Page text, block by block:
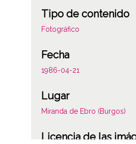
Tipo de contenido
Fotográfico
Fecha
1986-04-21
Lugar
Miranda de Ebro (Burgos)
Licencia de las